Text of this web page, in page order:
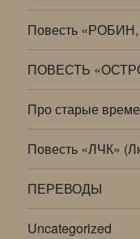
Повесть
ПОВЕСТЬ
Про старые
Повесть «ЛЧК»
ПЕРЕВОДЫ
Uncategorized